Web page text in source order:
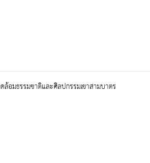
ล้อมธรรมชาติและศิลปกรรมเขาสามบาตร